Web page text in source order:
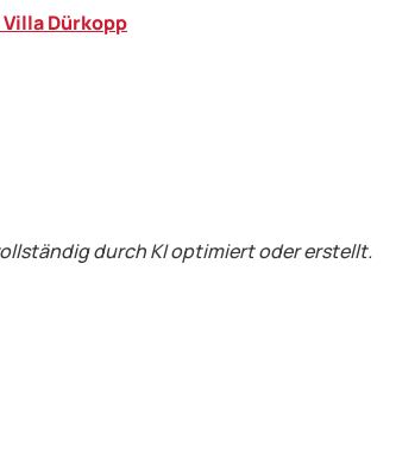
Dürkopp
durch KI optimiert oder erstellt.